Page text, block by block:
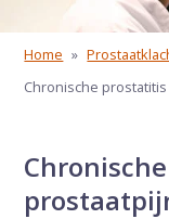
Home »
Chronische prostatitis